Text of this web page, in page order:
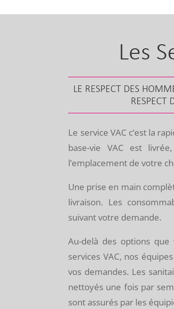
Les
LE RESPECT DES
RESPECT
Le service VAC c’est la
base-vie VAC est
l’emplacement de votre
Une prise en main
livraison. Les
suivant votre demande.
Au-delà des options
services VAC, nos
vos demandes. Les
nettoyés une fois par
sont assurés par les